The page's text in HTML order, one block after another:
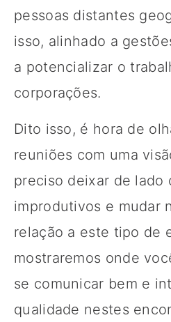
pessoas distantes
isso, alinhado a
a potencializar o
corporações.
Dito isso, é hora de
reuniões com uma
preciso deixar de lado
improdutivos e mudar
relação a este tipo de
mostraremos onde
se comunicar bem e
qualidade nestes